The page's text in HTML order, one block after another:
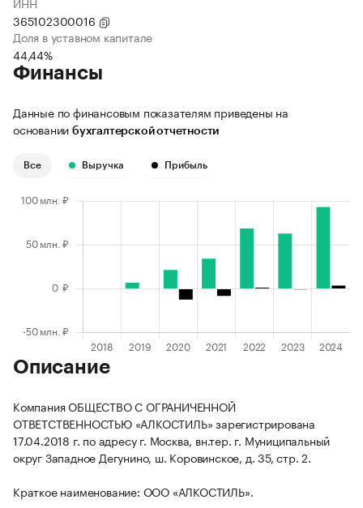
365102300016
Доля в уставном капитале
44,44%
Финансы
Данные по финансовым показателям приведены на
основании бухгалтерской отчетности
Все Выручка Прибыль
Описание
Компания ОБЩЕСТВО С ОГРАНИЧЕННОЙ
ОТВЕТСТВЕННОСТЬЮ «АЛКОСТИЛЬ» зарегистрирована
17.04.2018 г. по адресу г. Москва, вн.тер. г. Муниципальный
округ Западное Дегунино, ш. Коровинское, д. 35, стр. 2.
Краткое наименование: ООО «АЛКОСТИЛЬ».